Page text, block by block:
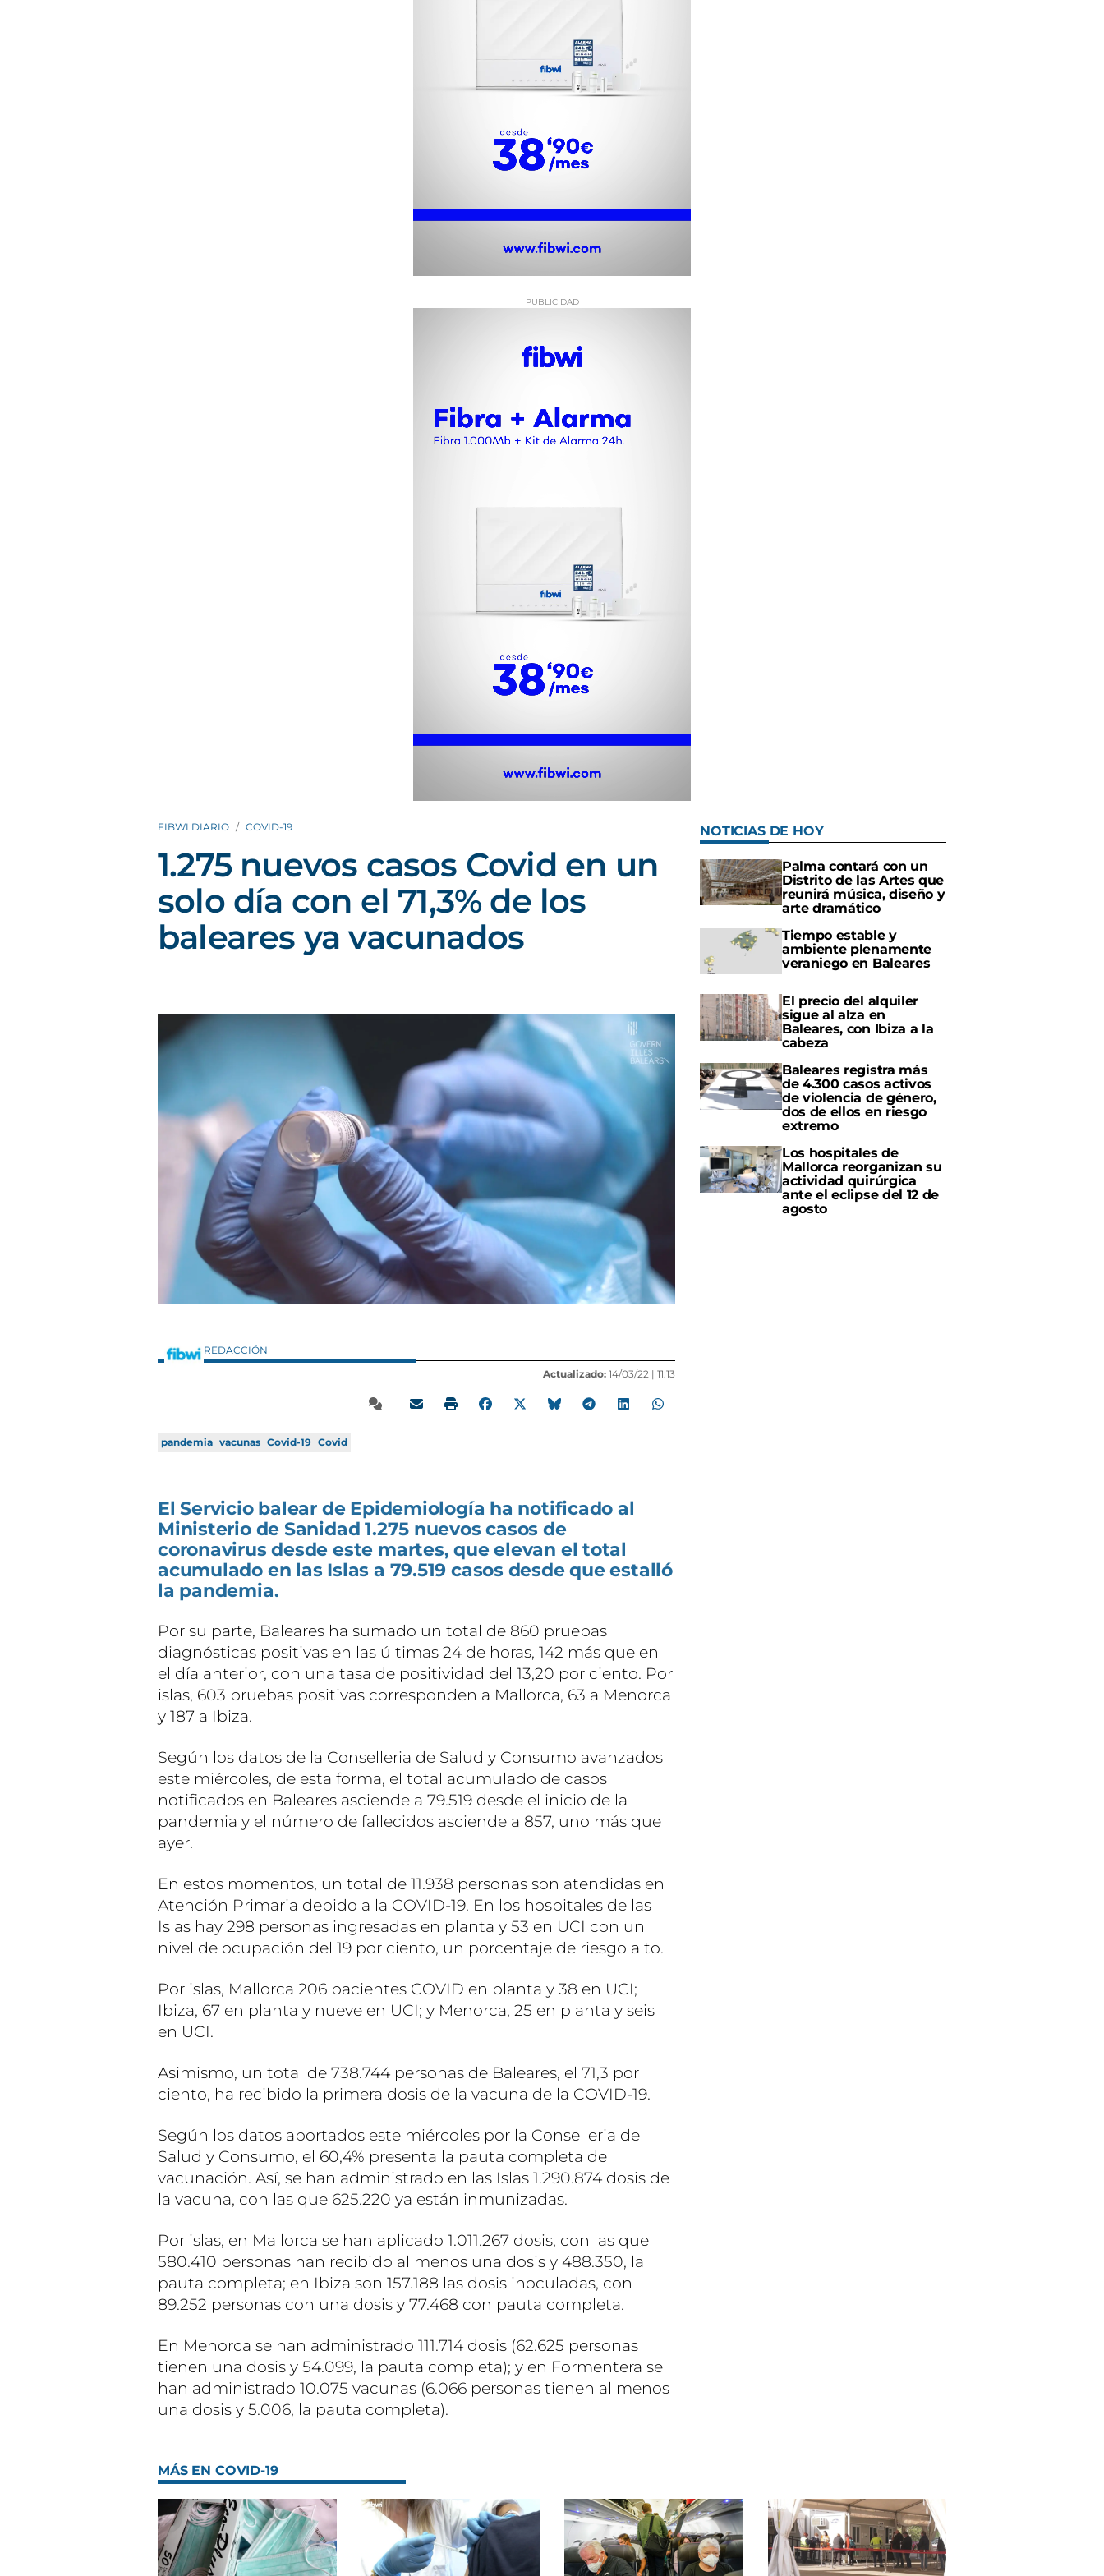
FIBWI DIARIO COVID-19
1.275 nuevos casos Covid en un
solo día con el 71,3% de los
baleares ya vacunados
REDACCIÓN
Actualizado: 14/03/22 | 11:13
pandemia vacunas Covid-19 Covid
El Servicio balear de Epidemiología ha notificado al
Ministerio de Sanidad 1.275 nuevos casos de
coronavirus desde este martes, que elevan el total
acumulado en las Islas a 79.519 casos desde que estalló
la pandemia.
Por su parte, Baleares ha sumado un total de 860 pruebas
diagnósticas positivas en las últimas 24 de horas, 142 más que en
el día anterior, con una tasa de positividad del 13,20 por ciento. Por
islas, 603 pruebas positivas corresponden a Mallorca, 63 a Menorca
y 187 a Ibiza.
Según los datos de la Conselleria de Salud y Consumo avanzados
este miércoles, de esta forma, el total acumulado de casos
notificados en Baleares asciende a 79.519 desde el inicio de la
pandemia y el número de fallecidos asciende a 857, uno más que
ayer.
En estos momentos, un total de 11.938 personas son atendidas en
Atención Primaria debido a la COVID-19. En los hospitales de las
Islas hay 298 personas ingresadas en planta y 53 en UCI con un
nivel de ocupación del 19 por ciento, un porcentaje de riesgo alto.
Por islas, Mallorca 206 pacientes COVID en planta y 38 en UCI;
Ibiza, 67 en planta y nueve en UCI; y Menorca, 25 en planta y seis
en UCI.
Asimismo, un total de 738.744 personas de Baleares, el 71,3 por
ciento, ha recibido la primera dosis de la vacuna de la COVID-19.
Según los datos aportados este miércoles por la Conselleria de
Salud y Consumo, el 60,4% presenta la pauta completa de
vacunación. Así, se han administrado en las Islas 1.290.874 dosis de
la vacuna, con las que 625.220 ya están inmunizadas.
Por islas, en Mallorca se han aplicado 1.011.267 dosis, con las que
580.410 personas han recibido al menos una dosis y 488.350, la
pauta completa; en Ibiza son 157.188 las dosis inoculadas, con
89.252 personas con una dosis y 77.468 con pauta completa.
En Menorca se han administrado 111.714 dosis (62.625 personas
tienen una dosis y 54.099, la pauta completa); y en Formentera se
han administrado 10.075 vacunas (6.066 personas tienen al menos
una dosis y 5.006, la pauta completa).
NOTICIAS DE HOY
Palma contará con un
Distrito de las Artes que
reunirá música, diseño y
arte dramático
Tiempo estable y
ambiente plenamente
veraniego en Baleares
El precio del alquiler
sigue al alza en
Baleares, con Ibiza a la
cabeza
Baleares registra más
de 4.300 casos activos
de violencia de género,
dos de ellos en riesgo
extremo
Los hospitales de
Mallorca reorganizan su
actividad quirúrgica
ante el eclipse del 12 de
agosto
MÁS EN COVID-19